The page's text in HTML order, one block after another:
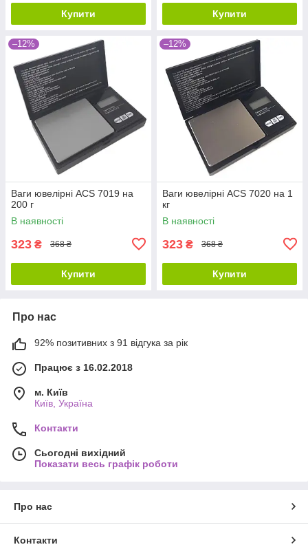
Купити Купити
–12%
Ваги ювелірні ACS 7019 на
200 г
В наявності
323 ₴ 368 ₴
Купити
–12%
Ваги ювелірні ACS 7020 на 1
кг
В наявності
323 ₴ 368 ₴
Купити
Про нас
92% позитивних з 91 відгука за рік
Працює з 16.02.2018
м. Київ
Київ, Україна
Контакти
Сьогодні вихідний
Показати весь графік роботи
Про нас
Контакти